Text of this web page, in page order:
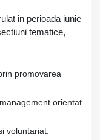
in perioada iunie
tematice,
promovarea
orientat
voluntariat.